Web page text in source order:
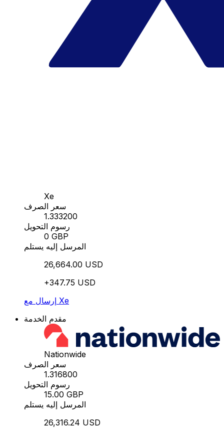
Xe
سعر الصرف
1.333200
رسوم التحويل
0 GBP
المرسل إليه يستلم
26,664.00 USD
+347.75 USD
إرسال مع Xe
مقدم الخدمة
Nationwide
سعر الصرف
1.316800
رسوم التحويل
15.00 GBP
المرسل إليه يستلم
26,316.24 USD